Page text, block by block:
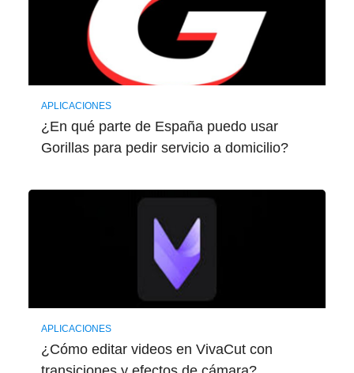
APLICACIONES
¿En qué parte de España puedo usar
Gorillas para pedir servicio a domicilio?
APLICACIONES
¿Cómo editar videos en VivaCut con